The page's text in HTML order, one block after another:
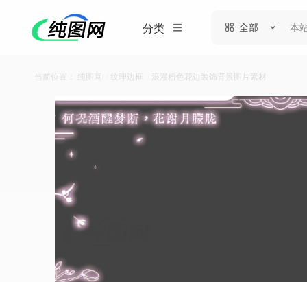
分类 全部
当前位置： 纯图网 纹理边框 浪漫粉色花边装饰背景图片素材